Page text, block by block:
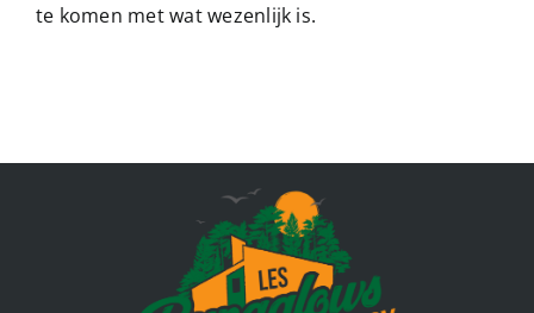
te komen met wat wezenlijk is.